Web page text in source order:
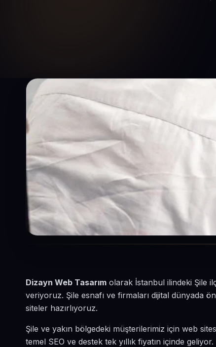
Dizayn Web Tasarım olarak İstanbul ilindeki Şile
veriyoruz. Şile esnafı ve firmaları dijital dünyada
siteler hazırlıyoruz.
Şile ve yakın bölgedeki müşterilerimiz için web
temel SEO ve destek tek yıllık fiyatın içinde geliyor.